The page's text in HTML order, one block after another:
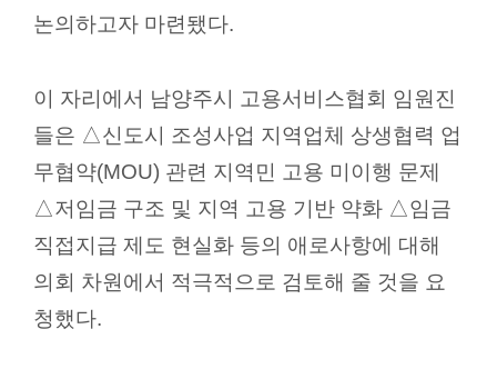
열
마
당
이
용
안
내
논의하고자 마련됐다.
이 자리에서 남양주시 고용서비스협회 임원진
들은 △신도시 조성사업 지역업체 상생협력 업
무협약(MOU) 관련 지역민 고용 미이행 문제
△저임금 구조 및 지역 고용 기반 약화 △임금
직접지급 제도 현실화 등의 애로사항에 대해
의회 차원에서 적극적으로 검토해 줄 것을 요
청했다.